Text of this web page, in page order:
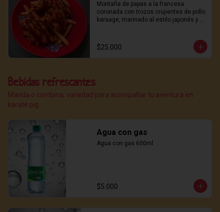
Montaña de papas a la francesa
coronada con trozos crujientes de pollo
karaage, marinado al estilo japonés y
un toque de furikake casero para el
golpe final de umami.
$25.000
Bebidas refrescantes
Marida o combina, variedad para acompañar tu aventura en
karate pig
Agua con gas
Agua con gas 600ml
$5.000